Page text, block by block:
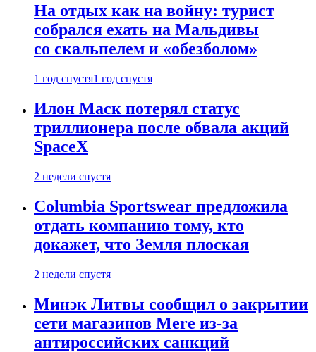
На отдых как на войну: турист
собрался ехать на Мальдивы
со скальпелем и «обезболом»
1 год спустя1 год спустя
Илон Маск потерял статус
триллионера после обвала акций
SpaceX
2 недели спустя
Columbia Sportswear предложила
отдать компанию тому, кто
докажет, что Земля плоская
2 недели спустя
Минэк Литвы сообщил о закрытии
сети магазинов Mere из-за
антироссийских санкций